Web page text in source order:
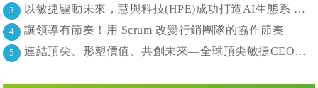
3 以敏捷驅動未來，慧與科技(HPE)成功打造AI生態系 大型敏捷(LeSS)海納百川，讓複雜變簡單
4 讓領導有節奏！用 Scrum 改變行銷團隊的協作節奏
5 連結頂尖、形塑價值、共創未來—全球頂尖敏捷CEO聯誼會成立